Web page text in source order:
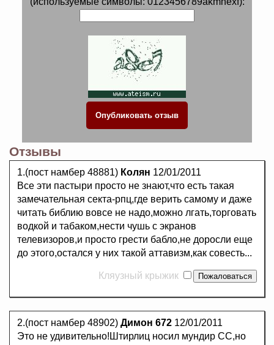
Отзывы
1.(пост намбер 48881) Колян 12/01/2011
Все эти пастыри просто не знают,что есть такая
замечательная секта-рпц,где верить самому и даже
читать библию вовсе не надо,можно лгать,торговать
водкой и табаком,нести чушь с экранов
телевизоров,и просто грести бабло,не доросли еще
до этого,остался у них такой аттавизм,как совесть...
Кляузный крыжик
2.(пост намбер 48902) Димон 672 12/01/2011
Это не удивительно!Штирлиц носил мундир СС,но